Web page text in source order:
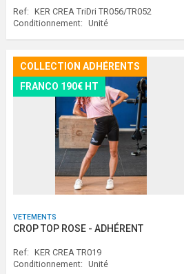
Ref: KER CREA TriDri TR056/TR052
Conditionnement: Unité
COLLECTION ADHÉRENTS
FRANCO 190€ HT
VETEMENTS
CROP TOP ROSE - ADHÉRENT
Ref: KER CREA TR019
Conditionnement: Unité